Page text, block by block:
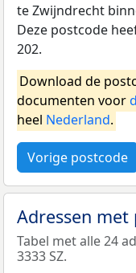
te Zwijndrecht
Deze postcode
202.
Download de
documenten voor
heel Nederland.
Vorige postcode
Adressen met
Tabel met alle 24
3333 SZ.